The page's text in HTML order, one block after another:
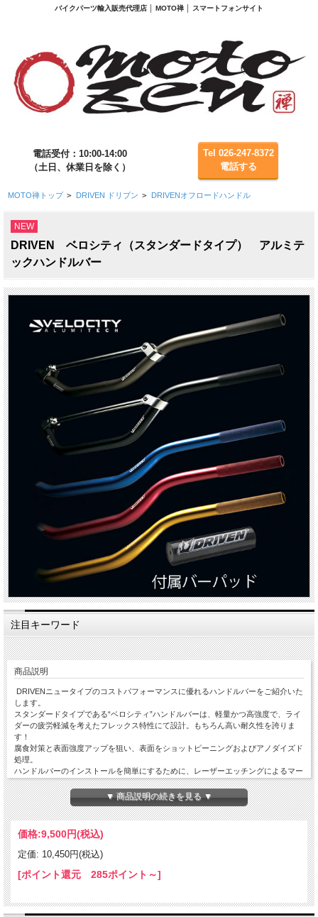
バイクパーツ輸入販売代理店 │ MOTO禅 │ スマートフォンサイト
電話受付：10:00-14:00
（土日、休業日を除く）
Tel 026-247-8372
電話する
MOTO禅トップ > DRIVEN ドリブン > DRIVENオフロードハンドル
NEW
DRIVEN ベロシティ（スタンダードタイプ） アルミテ
ックハンドルバー
注目キーワード
商品説明
DRIVENニュータイプのコストパフォーマンスに優れるハンドルバーをご紹介いた
します。
スタンダードタイプである“ベロシティ”ハンドルバーは、軽量かつ高強度で、ライ
ダーの疲労軽減を考えたフレックス特性にて設計。もちろん高い耐久性を誇りま
す！
腐食対策と表面強度アップを狙い、表面をショットピーニングおよびアノダイズド
処理。
ハンドルバーのインストールを簡単にするために、レーザーエッチングによるマー
キングを施してあります。
カラーリングはゴールド、レッド、ブルー、ブラック、ガンメタルがラインナッ
プ。
バーパッドは全モデル全カラーに標準装備！
※写真上部2本はベロシティ（スタンダードタイプ）、下部3本がメテオ（テーパー
タイプ）のハンドルバーになります。
※ご購入の際は、下部の表をを参考にベンドタイプをお選び下さい。
▼ 商品説明の続きを見る ▼
価格:9,500円(税込)
定価: 10,450円(税込)
[ポイント還元 285ポイント～]